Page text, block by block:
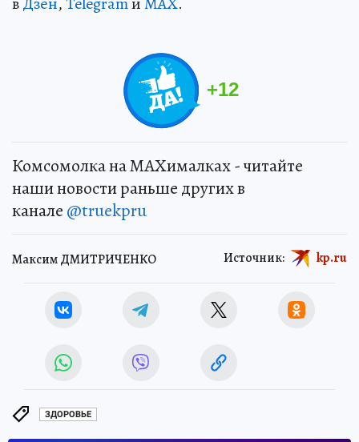
+12
Комсомолка на MAXималках - читайте
наши новости раньше других в
канале @truekpru
Максим ДМИТРИЧЕНКО Источник: kp.ru
ЗДОРОВЬЕ